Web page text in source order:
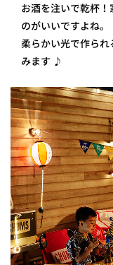
お酒を注いで乾杯
のがいいですよね。
柔らかい光で作ら
みます ♪